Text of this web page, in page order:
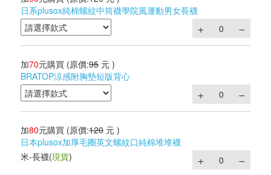
日系plusox純棉螺紋中筒襪學院風運動男女長襪
加70元購買 (原價:95 元 )
BRATOP涼感附胸墊短版背心
加80元購買 (原價:120 元 )
日本plusox加厚毛圈英文螺紋口純棉堆堆襪
米-長襪(現貨)